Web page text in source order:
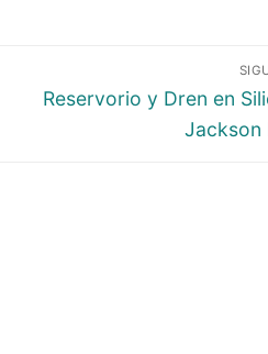
Entrada
Reservorio y Dren en
Jackson